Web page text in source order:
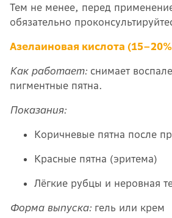
Тем не менее, перед
обязательно
Азелаиновая кислота
Как работает: снимает
пигментные пятна.
Показания:
Коричневые пятна после
Красные пятна (эритема)
Лёгкие рубцы и неровная
Форма выпуска: гель или крем